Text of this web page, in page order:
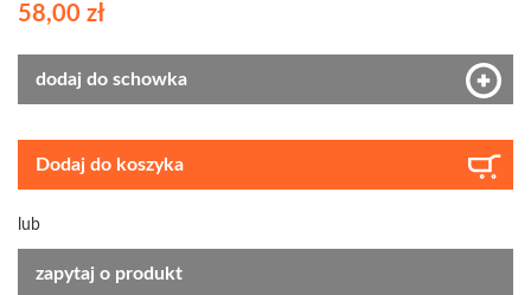
58,00 zł
dodaj do schowka
Dodaj do koszyka
lub
zapytaj o produkt